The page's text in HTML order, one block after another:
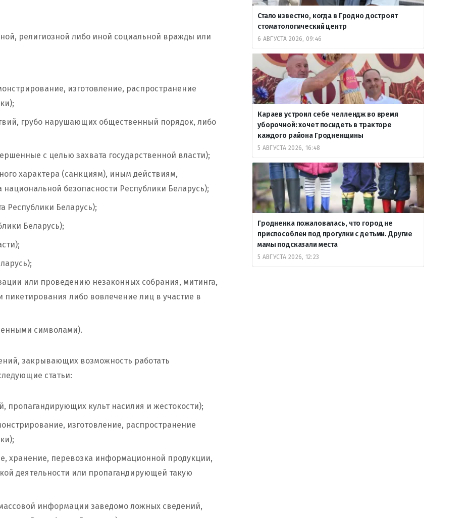
религиозной либо иной социальной вражды или
изготовление, распространение
грубо нарушающих общественный порядок, либо
с целью захвата государственной власти);
характера (санкциям), иным действиям,
безопасности Республики Беларусь);
Республики Беларусь);
Беларусь);
или проведению незаконных собрания, митинга,
либо вовлечение лиц в участие в
символами).
закрывающих возможность работать
статьи:
пропагандирующих культ насилия и жестокости);
изготовление, распространение
хранение, перевозка информационной продукции,
деятельности или пропагандирующей такую
информации заведомо ложных сведений,
Стало известно, когда в Гродно достроят
стоматологический центр
6 АВГУСТА 2026, 09:46
Караев устроил себе челлендж во время
уборочной: хочет посидеть в тракторе
каждого района Гродненщины
5 АВГУСТА 2026, 16:48
Гродненка пожаловалась, что город не
приспособлен под прогулки с детьми. Другие
мамы подсказали места
5 АВГУСТА 2026, 12:23